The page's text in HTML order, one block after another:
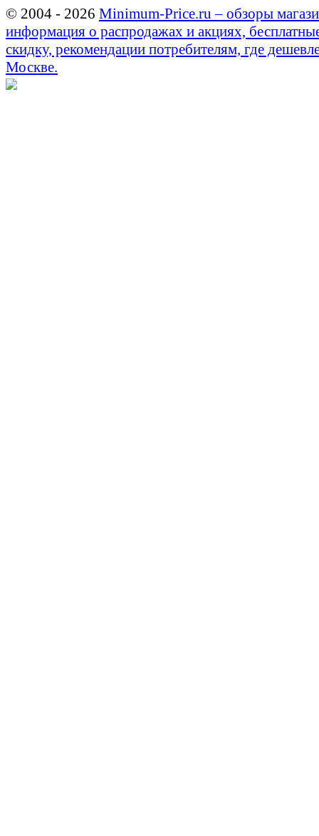
© 2004 - 2026 Minimum-Price.ru – обзоры
информация о распродажах и акциях,
скидку, рекомендации потребителям, где
Москве.